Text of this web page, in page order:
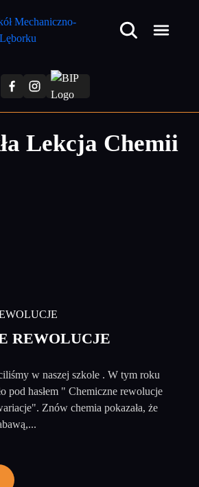
Lekcja Chemii
REWOLUCJE
w naszej szkole . W tym roku
pod hasłem " Chemiczne rewolucje
Znów chemia pokazała, że